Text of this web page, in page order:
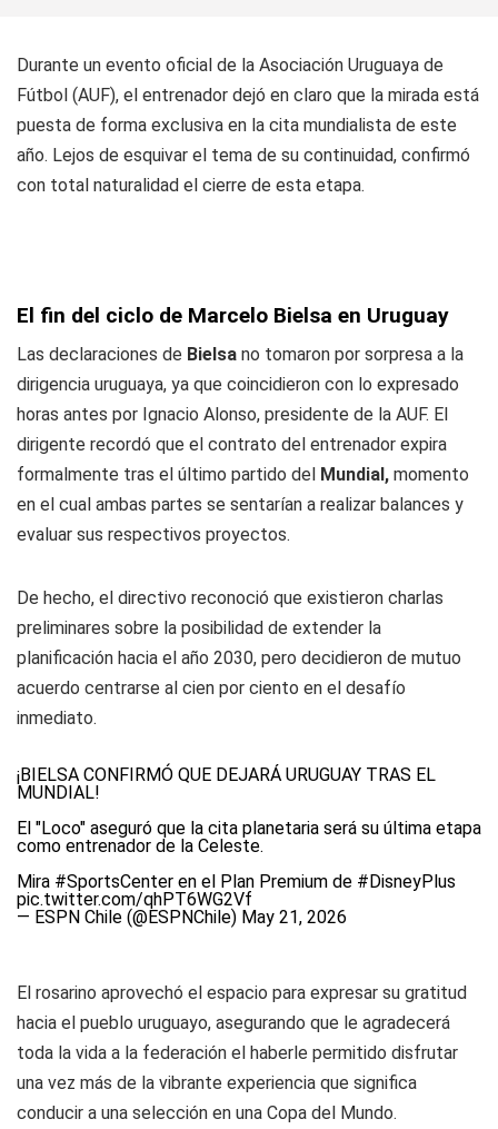
Durante un evento oficial de la Asociación Uruguaya de
Fútbol (AUF), el entrenador dejó en claro que la mirada está
puesta de forma exclusiva en la cita mundialista de este
año. Lejos de esquivar el tema de su continuidad, confirmó
con total naturalidad el cierre de esta etapa.
El fin del ciclo de Marcelo Bielsa en Uruguay
Las declaraciones de Bielsa no tomaron por sorpresa a la
dirigencia uruguaya, ya que coincidieron con lo expresado
horas antes por Ignacio Alonso, presidente de la AUF. El
dirigente recordó que el contrato del entrenador expira
formalmente tras el último partido del Mundial, momento
en el cual ambas partes se sentarían a realizar balances y
evaluar sus respectivos proyectos.
De hecho, el directivo reconoció que existieron charlas
preliminares sobre la posibilidad de extender la
planificación hacia el año 2030, pero decidieron de mutuo
acuerdo centrarse al cien por ciento en el desafío
inmediato.
¡BIELSA CONFIRMÓ QUE DEJARÁ URUGUAY TRAS EL
MUNDIAL!
El "Loco" aseguró que la cita planetaria será su última etapa
como entrenador de la Celeste.
Mira #SportsCenter en el Plan Premium de #DisneyPlus
pic.twitter.com/qhPT6WG2Vf
— ESPN Chile (@ESPNChile) May 21, 2026
El rosarino aprovechó el espacio para expresar su gratitud
hacia el pueblo uruguayo, asegurando que le agradecerá
toda la vida a la federación el haberle permitido disfrutar
una vez más de la vibrante experiencia que significa
conducir a una selección en una Copa del Mundo.